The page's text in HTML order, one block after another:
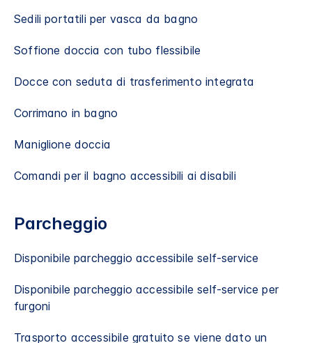
Sedili portatili per vasca da bagno
Soffione doccia con tubo flessibile
Docce con seduta di trasferimento integrata
Corrimano in bagno
Maniglione doccia
Comandi per il bagno accessibili ai disabili
Parcheggio
Disponibile parcheggio accessibile self-service
Disponibile parcheggio accessibile self-service per
furgoni
Trasporto accessibile gratuito se viene dato un